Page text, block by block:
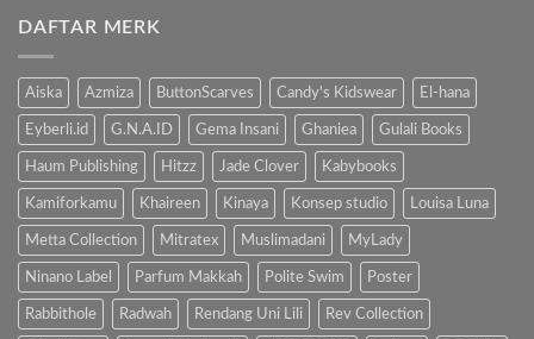
Kenalkan
Anak
Manfaat
Anak
DAFTAR MERK
Aiska Azmiza ButtonScarves Candy's Kidswear El-hana
Eyberli.id G.N.A.ID Gema Insani Ghaniea Gulali Books
Haum Publishing Hitzz Jade Clover Kabybooks
Kamiforkamu Khaireen Kinaya Konsep studio Louisa Luna
Metta Collection Mitratex Muslimadani MyLady
Ninano Label Parfum Makkah Polite Swim Poster
Rabbithole Radwah Rendang Uni Lili Rev Collection